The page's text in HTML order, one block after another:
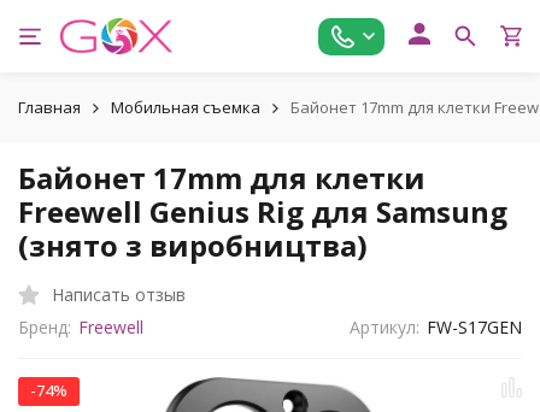
Главная Мобильная съемка Байонет 17mm для клетки
Байонет 17mm для клетки
Freewell Genius Rig для Samsung
(знято з виробництва)
Написать отзыв
Бренд: Freewell Артикул: FW-S17GEN
-74%